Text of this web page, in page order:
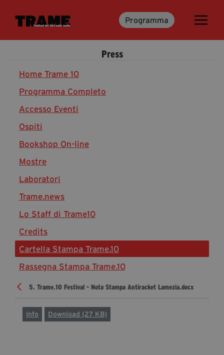
Programma
Trame.15
Libri | Trame.15
Media & Press
News & Kit
Accrediti Stampa | Trame.15
Cartella Stampa
Rassegna Stampa
Partecipa
Diventa Partner
Sostienici
Fondazione Trame
La fondazione 2025
Press
5. Trame.10 Festival - Nota Stampa Antiracket Lamezia.docx
Info Download (27 KB)
Home Trame 10
Programma Completo
Accesso Eventi
Ospiti
Bookshop On-line
Mostre
Laboratori
Trame.news
Lo Staff di Trame10
Credits
Cartella Stampa Trame.10
Rassegna Stampa Trame.10